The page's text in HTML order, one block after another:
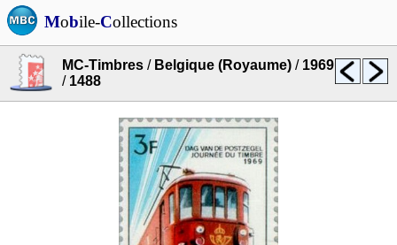
Mobile-Collections
MC-Timbres / Belgique (Royaume) / 1969
/ 1488